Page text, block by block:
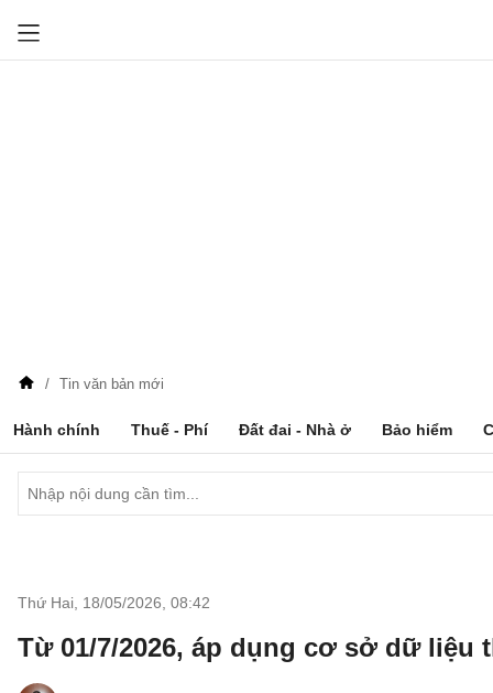
Tin văn bản mới
Hành chính Thuế - Phí Đất đai - Nhà ở Bảo hiểm
Thứ Hai, 18/05/2026 08:42
Từ 01/7/2026, áp dụng cơ sở dữ